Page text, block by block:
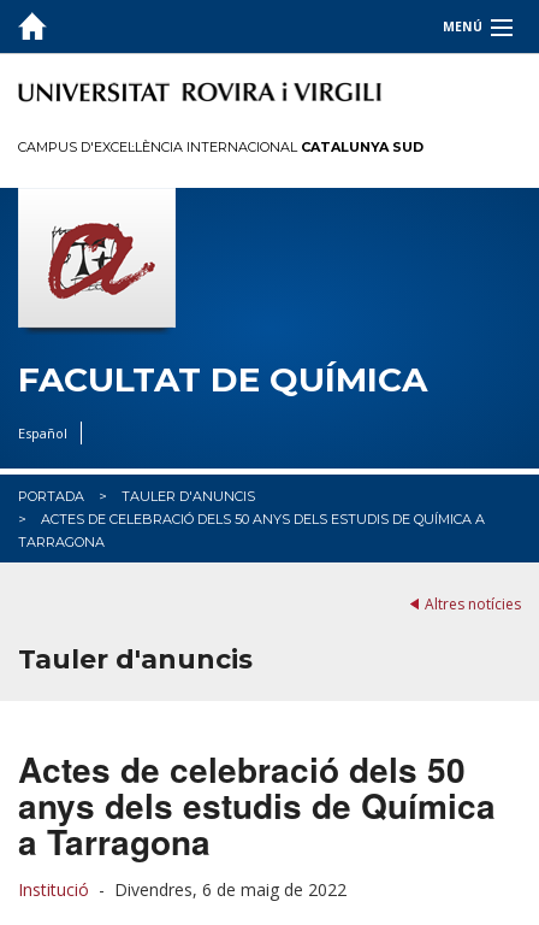
MENÚ
LA FACULTAT
QUALITAT
INFORMACIÓ PER A
R+D+I
CAMPUS D'EXCEL·LÈNCIA INTERNACIONAL CATALUNYA SUD
FACULTAT DE QUÍMICA
Español
PORTADA
TAULER D'ANUNCIS
ACTES DE CELEBRACIÓ DELS 50 ANYS DELS ESTUDIS DE QUÍMICA A
TARRAGONA
Altres notícies
Tauler d'anuncis
Actes de celebració dels 50
anys dels estudis de Química
a Tarragona
Institució - Divendres, 6 de maig de 2022